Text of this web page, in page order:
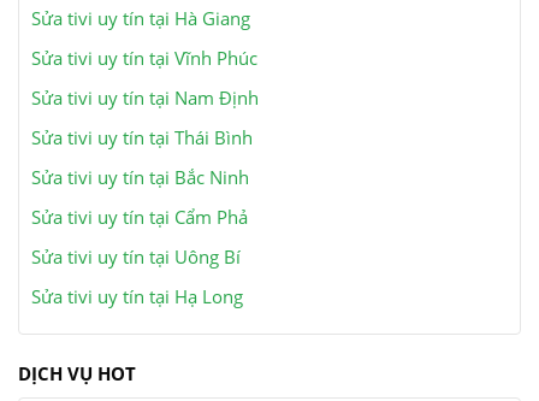
Sửa tivi uy tín tại Hà Giang
Sửa tivi uy tín tại Vĩnh Phúc
Sửa tivi uy tín tại Nam Định
Sửa tivi uy tín tại Thái Bình
Sửa tivi uy tín tại Bắc Ninh
Sửa tivi uy tín tại Cẩm Phả
Sửa tivi uy tín tại Uông Bí
Sửa tivi uy tín tại Hạ Long
DỊCH VỤ HOT